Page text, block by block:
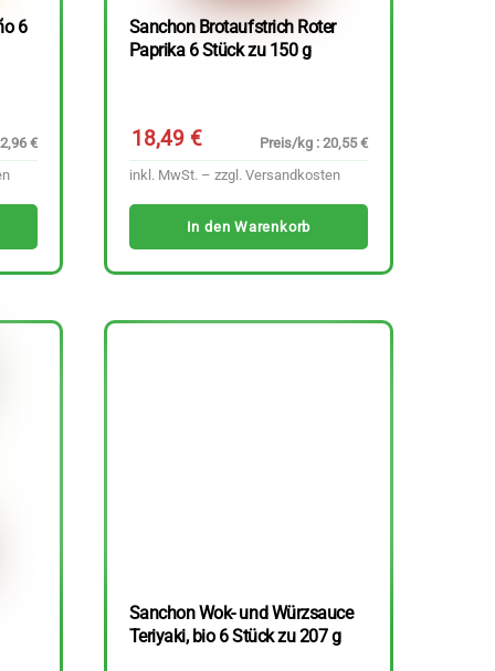
6
€
Sanchon Brotaufstrich Roter
Paprika 6 Stück zu 150 g
18,49€
Preis/kg : 20,55 €
inkl. MwSt. – zzgl. Versandkosten
In den Warenkorb
Sanchon Wok- und Würzsauce
Teriyaki, bio 6 Stück zu 207 g